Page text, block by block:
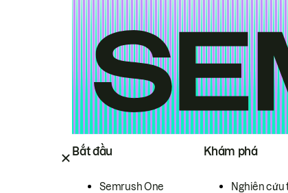
Bắt đầu
Semrush One
Khám phá
Nghiên cứu